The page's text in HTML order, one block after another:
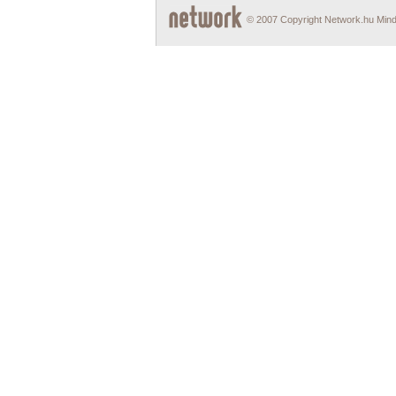
© 2007 Copyright Network.hu